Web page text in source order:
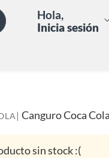
Hola,
Inicia sesión
| Canguro Coca
sin stock :(